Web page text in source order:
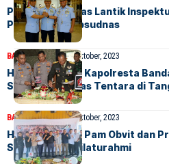
Pangkoopsudnas Lantik
Penting di Koopsudnas
BANDARABERITA5 Oktober, 2023
HUT ke-78 TNI, Kapolresta
Sejumlah Markas Tentara di
BANDARABERITA5 Oktober, 2023
HUT ke-78 TNI, Pam Obvit dan
Soetta Gelar Silaturahmi